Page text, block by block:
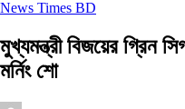
News Times BD
মুখ্যমন্ত্রী বিজয়ের গ্রিন
মর্নিং শো